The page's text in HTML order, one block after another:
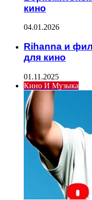
кино
04.01.2026
Rihanna и
для кино
01.11.2025
Кино И Музыка